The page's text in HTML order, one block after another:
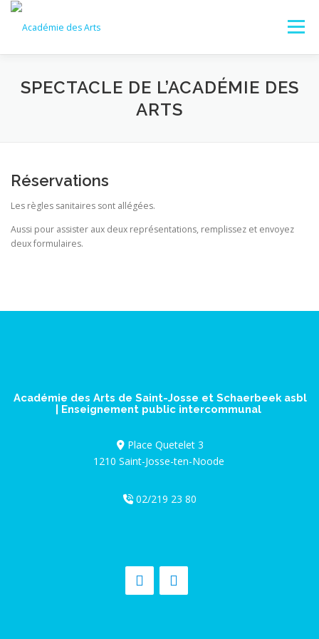
Aller
contenu
Menu
ACCUEIL S’INSCRIRE À L’ACADÉMIE
INFOS GÉNÉRALES
SPECTACLE DE L’ACADÉMIE DES
ARTS
Réservations
Les règles sanitaires sont allégées.
Aussi pour assister aux deux représentations, remplissez et envoyez
deux formulaires.
Académie des Arts de Saint-Josse et Schaerbeek asbl
| Enseignement public intercommunal
Place Quetelet 3
1210 Saint-Josse-ten-Noode
02/219 23 80